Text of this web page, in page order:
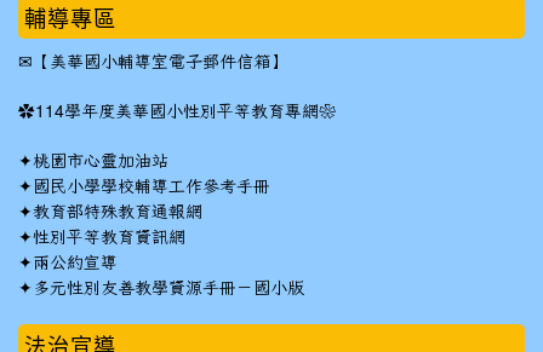
輔導專區
✉ 【美華國小輔導室電子郵件信箱】
✿114學年度美華國小性別平等教育專網❀
✦桃園市心靈加油站
✦ 國民小學學校輔導工作參考手冊
✦教育部特殊教育通報網
✦性別平等教育資訊網
✦兩公約宣導
✦ 多元性別友善教學資源手冊－國小版
法治宣導